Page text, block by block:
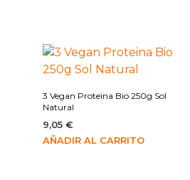
3 Vegan Proteina Bio 250g Sol
Natural
9,05 €
AÑADIR AL CARRITO